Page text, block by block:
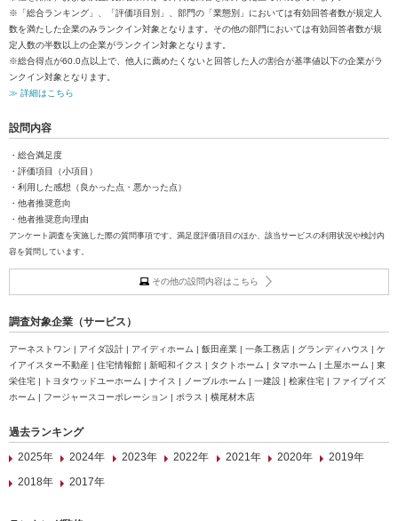
※「総合ランキング」、「評価項目別」、部門の「業態別」においては有効回答者数が規定人
数を満たした企業のみランクイン対象となります。その他の部門においては有効回答者数が規
定人数の半数以上の企業がランクイン対象となります。
※総合得点が60.0点以上で、他人に薦めたくないと回答した人の割合が基準値以下の企業がラ
ンクイン対象となります。
≫ 詳細はこちら
設問内容
・総合満足度
・評価項目（小項目）
・利用した感想（良かった点・悪かった点）
・他者推奨意向
・他者推奨意向理由
アンケート調査を実施した際の質問事項です。満足度評価項目のほか、該当サービスの利用状況や検討内
容を質問しています。
その他の設問内容はこちら
調査対象企業（サービス）
アーネストワン | アイダ設計 | アイディホーム | 飯田産業 | 一条工務店 | グランディハウス | ケ
イアイスター不動産 | 住宅情報館 | 新昭和イクス | タクトホーム | タマホーム | 土屋ホーム | 東
栄住宅 | トヨタウッドユーホーム | ナイス | ノーブルホーム | 一建設 | 桧家住宅 | ファイブイズ
ホーム | フージャースコーポレーション | ポラス | 横尾材木店
過去ランキング
2025年
2024年 2023年 2022年 2021年 2020年
2019年
2018年
2017年